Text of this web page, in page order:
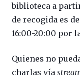
biblioteca a
de recogida es
16:00-20:00 por
Quienes no
charlas vía